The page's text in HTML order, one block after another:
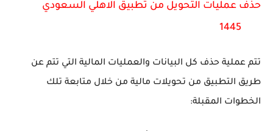
حذف عمليات التحويل من تطبيق الاهلي السعودي
1445
تتم عملية حذف كل البيانات والعمليات المالية التي تتم عن
طريق التطبيق من تحويلات مالية من خلال متابعة تلك
الخطوات المقبلة: